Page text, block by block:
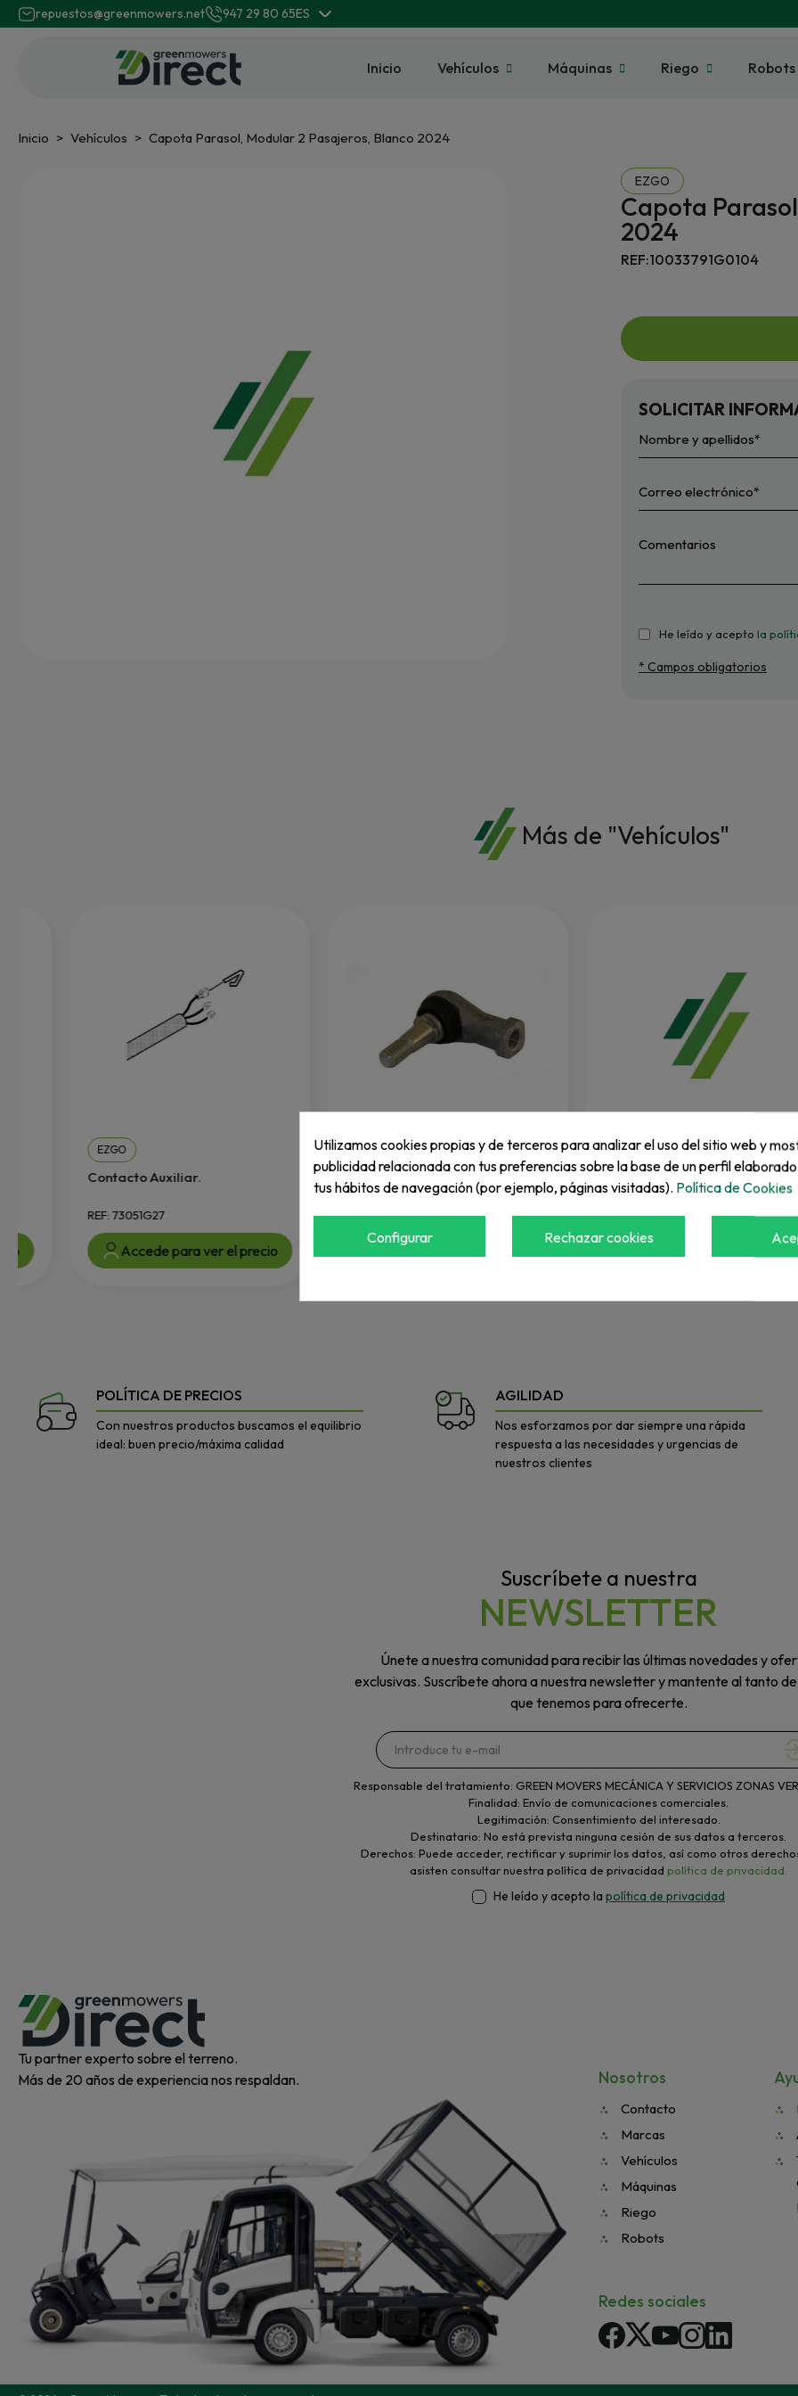
repuestos@greenmowers.net 947 29 80 65ES
Inicio Vehículos Máquinas Riego Robots
Inicio Vehículos Capota Parasol, Modular 2 Pasajeros, Blanco 2024
EZGO
Capota
2024
REF:10033791G0104
SOLICITAR
He leído y acepto la
* Campos obligatorios
Más de "Vehículos"
Contacto Auxiliar.
REF: 73051G27
Accede para ver el precio
EZGO
Rotula Lh
REF: 70902G01
Accede para ver el precio
EZGO
Type Ee Certification
REF: 662988
POLÍTICA DE PRECIOS
Con nuestros productos buscamos el equilibrio
ideal: buen precio/máxima calidad
AGILIDAD
Nos esforzamos por dar siempre una rápida
respuesta a las necesidades y urgencias de
nuestros clientes
Suscríbete a nuestra
NEWSLETTER
Únete a nuestra comunidad para recibir las últimas novedades y
exclusivas. Suscríbete ahora a nuestra newsletter y mantente al tanto
que tenemos para ofrecerte.
Responsable del tratamiento: GREEN MOVERS MECÁNICA Y SERVICIOS ZONAS
Finalidad: Envío de comunicaciones comerciales.
Legitimación: Consentimiento del interesado.
Destinatario: No está prevista ninguna cesión de sus datos a terceros.
Derechos: Puede acceder, rectificar y suprimir los datos, así como otros
asisten consultar nuestra política de privacidad política de privacidad.
He leído y acepto la política de privacidad
Tu partner experto sobre el terreno.
Más de 20 años de experiencia nos respaldan.
Nosotros
Contacto
Marcas
Vehículos
Máquinas
Riego
Robots
Redes sociales
Facebook
TwitterYouTubeInstagram
Utilizamos cookies propias y de terceros para analizar el uso del sitio web y
publicidad relacionada con tus preferencias sobre la base de un perfil
tus hábitos de navegación (por ejemplo, páginas visitadas). Política de Cookies
Rechazar cookies
Configurar